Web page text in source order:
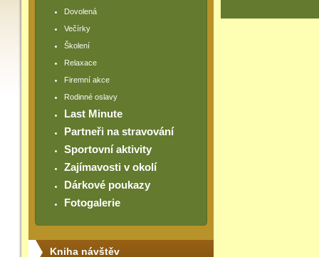
Dovolená
Večírky
Školení
Relaxace
Firemní akce
Rodinné oslavy
Last Minute
Partneři na stravování
Sportovní aktivity
Zajímavosti v okolí
Dárkové poukazy
Fotogalerie
Kniha návštěv